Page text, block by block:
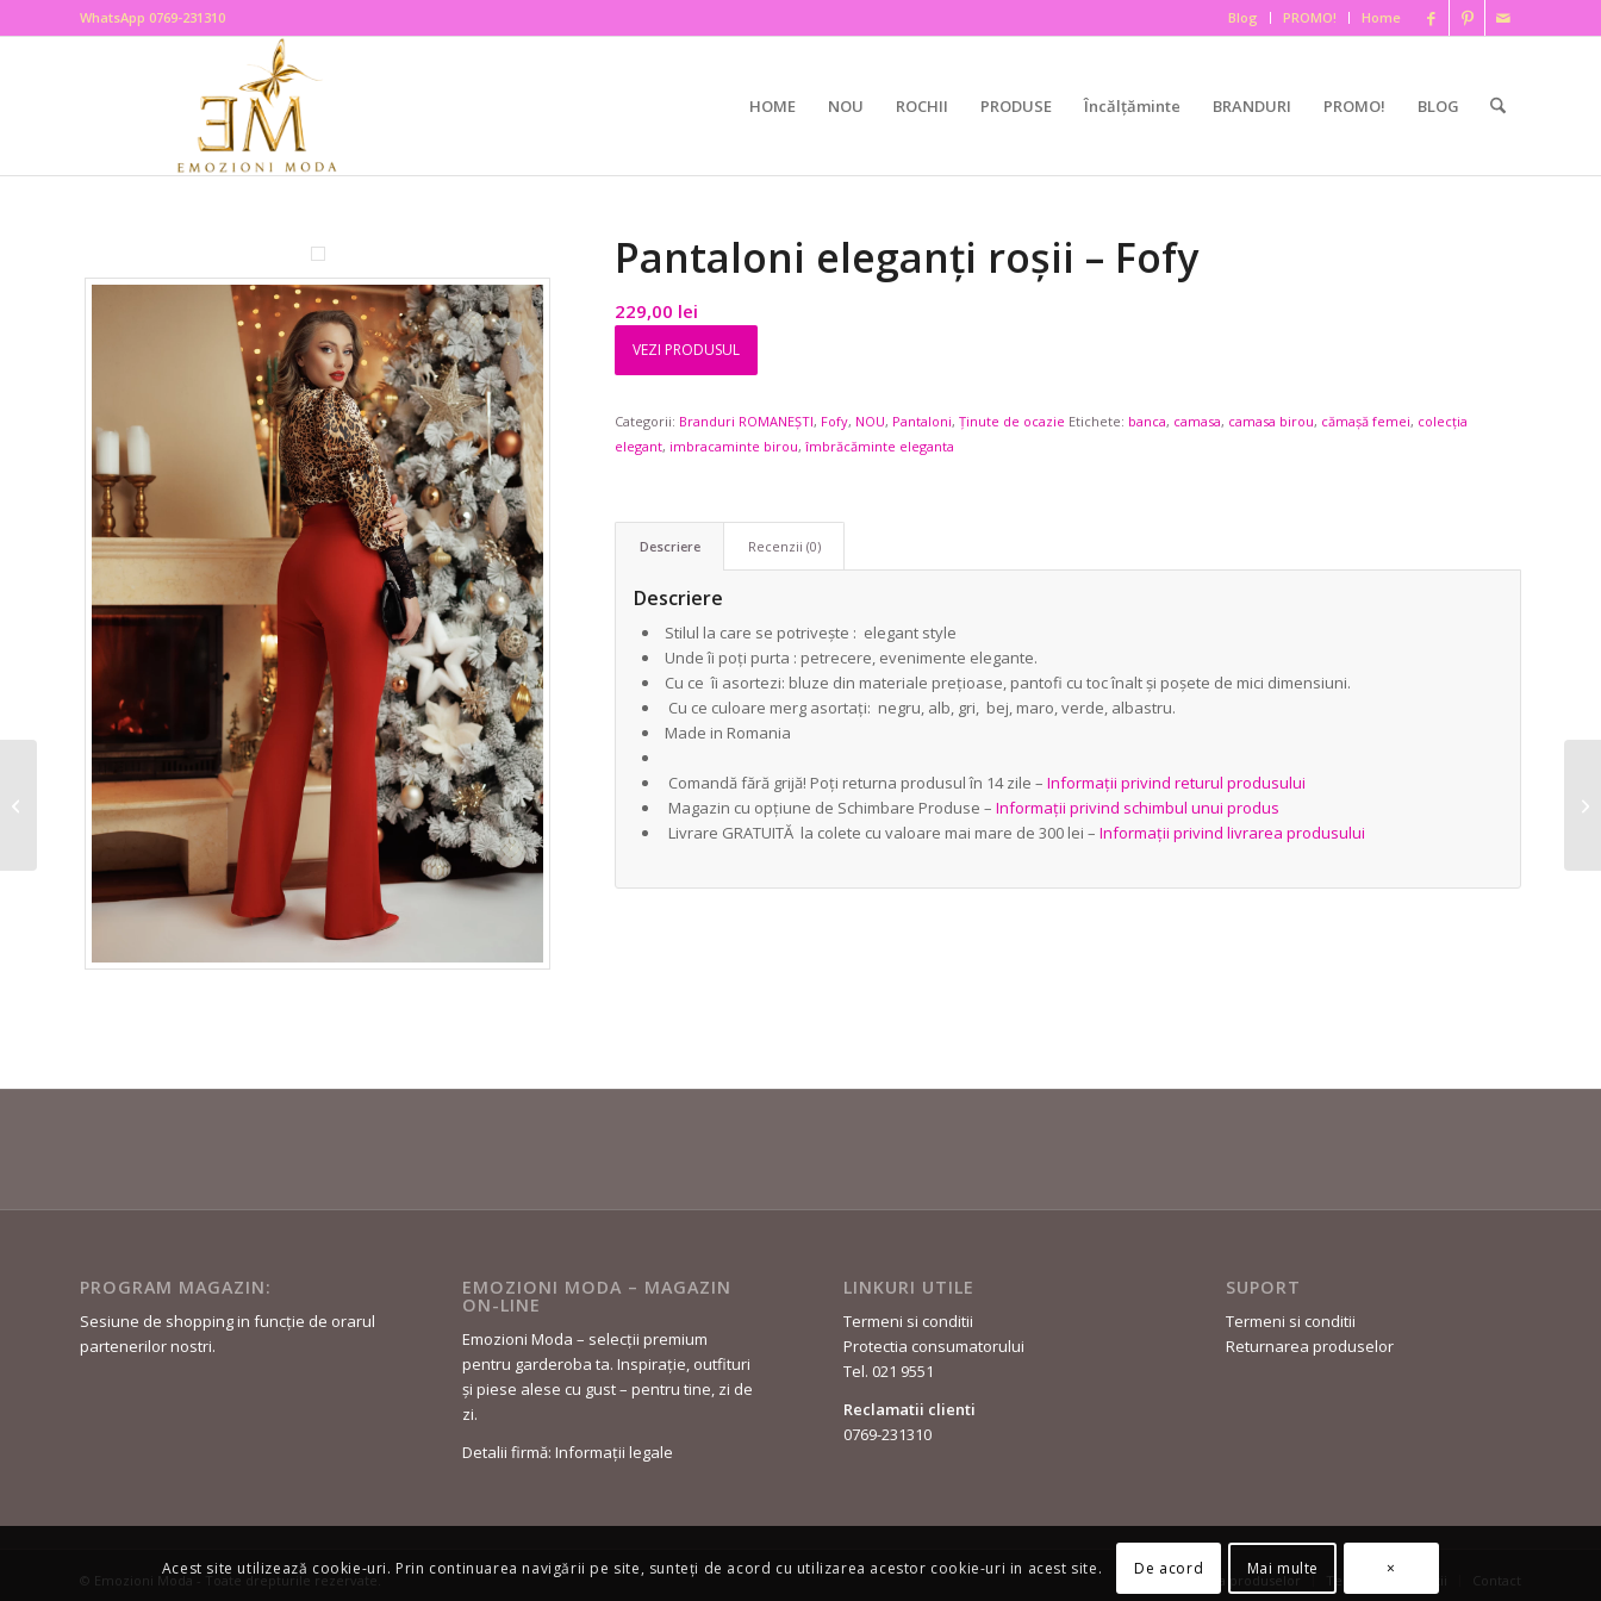
Blog PROMO! Home
WhatsApp 0769-231310
HOME NOU ROCHII PRODUSE Încălțăminte BRANDURI PROMO! BLOG
Pantaloni eleganți roșii – Fofy
229,00 lei
VEZI PRODUSUL
Categorii: Branduri ROMANEȘTI, Fofy, NOU, Pantaloni,Ținute de ocazie Etichete: banca, camasa, camasa birou, cămașă femei, colecția
elegant, imbracaminte birou,îmbrăcăminte eleganta
Descriere Recenzii (0)
Descriere
Stilul la care se potrivește : elegant style
Unde îi poți purta : petrecere, evenimente elegante.
Cu ce îi asortezi: bluze din materiale prețioase, pantofi cu toc înalt și poșete de mici dimensiuni.
Cu ce culoare merg asortați: negru, alb, gri, bej, maro, verde, albastru.
Made in Romania
Comandă fără grijă! Poți returna produsul în 14 zile – Informații privind returul produsului
Magazin cu opțiune de Schimbare Produse –Informații privind schimbul unui produs
Livrare GRATUITĂ la colete cu valoare mai mare de 300 lei –Informații privind livrarea produsului
PROGRAM MAGAZIN:
Sesiune de shopping in funcție de orarul
partenerilor nostri.
EMOZIONI MODA – MAGAZIN
ON-LINE
Emozioni Moda – selecții premium
pentru garderoba ta. Inspirație, outfituri
și piese alese cu gust – pentru tine, zi de
zi.
Detalii firmă: Informații legale
LINKURI UTILE
Termeni si conditii
Protectia consumatorului
Tel. 021 9551
Reclamatii clienti
0769-231310
SUPORT
Termeni si conditii
Returnarea produselor
© Emozioni Moda - Toate drepturile rezervate. Returnarea produselor Termeni și Condiții Contact
Fustă scurtă paiete,
neagră – Fofy
Acest site utilizează cookie-uri. Prin continuarea navigării pe site, sunteți de acord cu utilizarea acestor cookie-uri in acest site. De acord Mai multe ×